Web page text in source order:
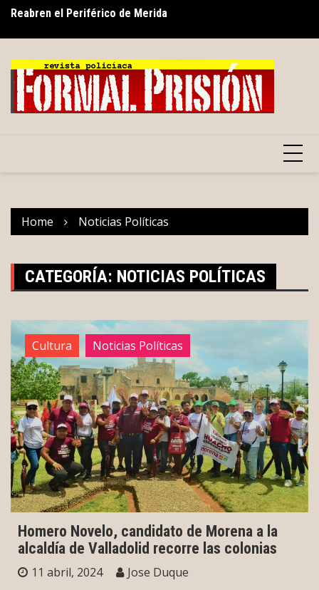
Skip
content
Reabren el Periférico de Merida
Home Noticias Políticas
CATEGORÍA: NOTICIAS POLÍTICAS
Cultura Noticias Políticas
Homero Novelo, candidato de Morena a la
alcaldía de Valladolid recorre las colonias
11 abril, 2024
Jose Duque